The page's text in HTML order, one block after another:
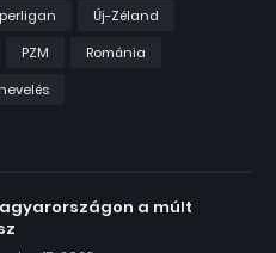
Új-Zéland
PZM
Románia
a múlt